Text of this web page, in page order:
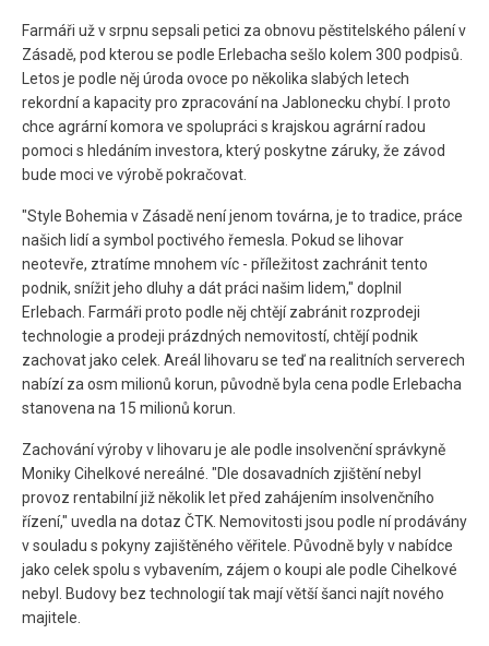
Farmáři už v srpnu sepsali petici za obnovu pěstitelského pálení v
Zásadě, pod kterou se podle Erlebacha sešlo kolem 300 podpisů.
Letos je podle něj úroda ovoce po několika slabých letech
rekordní a kapacity pro zpracování na Jablonecku chybí. I proto
chce agrární komora ve spolupráci s krajskou agrární radou
pomoci s hledáním investora, který poskytne záruky, že závod
bude moci ve výrobě pokračovat.
"Style Bohemia v Zásadě není jenom továrna, je to tradice, práce
našich lidí a symbol poctivého řemesla. Pokud se lihovar
neotevře, ztratíme mnohem víc - příležitost zachránit tento
podnik, snížit jeho dluhy a dát práci našim lidem," doplnil
Erlebach. Farmáři proto podle něj chtějí zabránit rozprodeji
technologie a prodeji prázdných nemovitostí, chtějí podnik
zachovat jako celek. Areál lihovaru se teď na realitních serverech
nabízí za osm milionů korun, původně byla cena podle Erlebacha
stanovena na 15 milionů korun.
Zachování výroby v lihovaru je ale podle insolvenční správkyně
Moniky Cihelkové nereálné. "Dle dosavadních zjištění nebyl
provoz rentabilní již několik let před zahájením insolvenčního
řízení," uvedla na dotaz ČTK. Nemovitosti jsou podle ní prodávány
v souladu s pokyny zajištěného věřitele. Původně byly v nabídce
jako celek spolu s vybavením, zájem o koupi ale podle Cihelkové
nebyl. Budovy bez technologií tak mají větší šanci najít nového
majitele.